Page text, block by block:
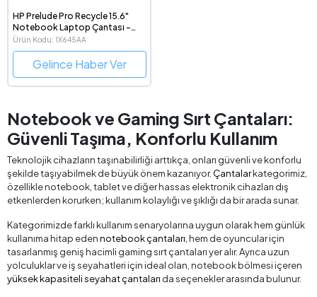
HP Prelude Pro Recycle 15.6"
Notebook Laptop Çantası -
1X645AA
Ürün Kodu: 1X645AA
Gelince Haber Ver
Notebook ve Gaming Sırt Çantaları:
Güvenli Taşıma, Konforlu Kullanım
Teknolojik cihazların taşınabilirliği arttıkça, onları güvenli ve konforlu
şekilde taşıyabilmek de büyük önem kazanıyor. Çantalarkategorimiz,
özellikle notebook, tablet ve diğer hassas elektronik cihazları dış
etkenlerden korurken; kullanım kolaylığı ve şıklığı da bir arada sunar.
Kategorimizde farklı kullanım senaryolarına uygun olarak hem günlük
kullanıma hitap edennotebook çantaları , hem de oyuncular için
tasarlanmış geniş hacimli gaming sırt çantaları yer alır. Ayrıca uzun
yolculuklar ve iş seyahatleri için ideal olan, notebook bölmesi içeren
yüksek kapasiteli seyahat çantaları da seçenekler arasında bulunur.